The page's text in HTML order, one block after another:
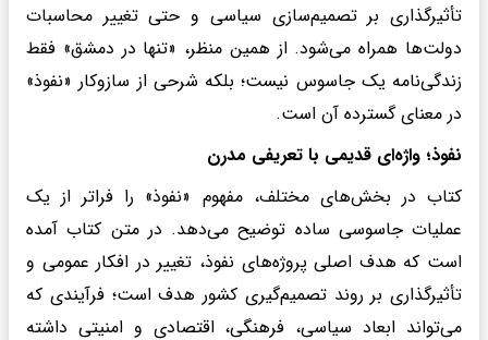
تأثیرگذاری بر تصمیم‌سازی سیاسی و حتی تغییر محاسبات
دولت‌ها همراه می‌شود. از همین منظر، «تنها در دمشق» فقط
زندگی‌نامه یک جاسوس نیست؛ بلکه شرحی از سازوکار «نفوذ»
در معنای گسترده آن است.
نفوذ؛ واژه‌ای قدیمی با تعریفی مدرن
کتاب در بخش‌های مختلف، مفهوم «نفوذ» را فراتر از یک
عملیات جاسوسی ساده توضیح می‌دهد. در متن کتاب آمده
است که هدف اصلی پروژه‌های نفوذ، تغییر در افکار عمومی و
تأثیرگذاری بر روند تصمیم‌گیری کشور هدف است؛ فرآیندی که
می‌تواند ابعاد سیاسی، فرهنگی، اقتصادی و امنیتی داشته